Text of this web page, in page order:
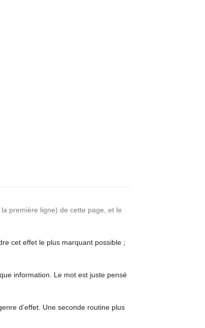
première ligne) de cette page, et le
cet effet le plus marquant possible ;
information. Le mot est juste pensé
d’effet. Une seconde routine plus